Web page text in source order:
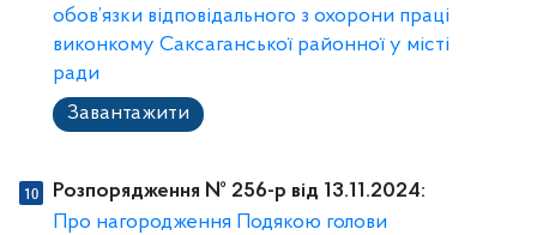
обов’язки відповідального з охорони праці
виконкому Саксаганської районної у місті
ради
Завантажити
Розпорядження № 256-p від 13.11.2024:
Про нагородження Подякою голови